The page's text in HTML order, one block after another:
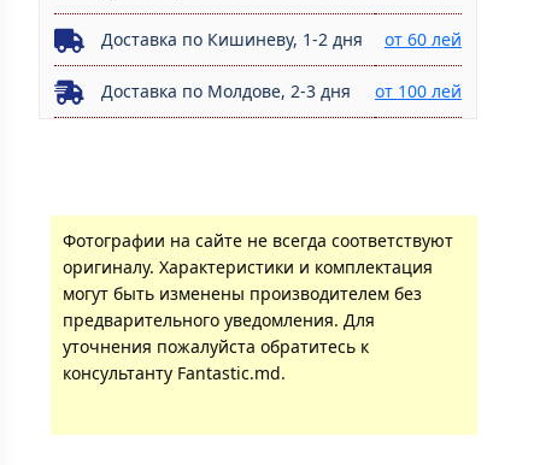
Доставка по Кишиневу, 1-2 дня от 60 лей
Доставка по Молдове, 2-3 дня от 100 лей
Фотографии на сайте не всегда соответствуют
оригиналу. Характеристики и комплектация
могут быть изменены производителем без
предварительного уведомления. Для
уточнения пожалуйста обратитесь к
консультанту Fantastic.md.